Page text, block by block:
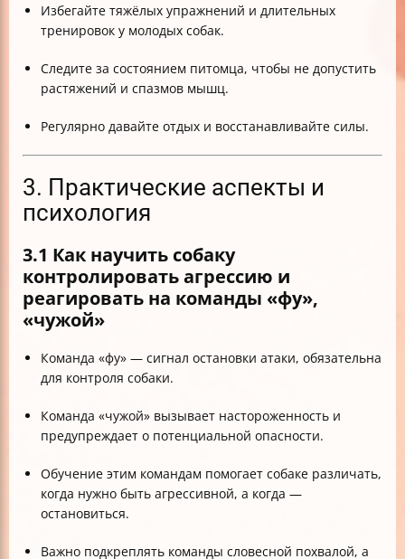
Избегайте тяжёлых упражнений и длительных
тренировок у молодых собак.
Следите за состоянием питомца, чтобы не допустить
растяжений и спазмов мышц.
Регулярно давайте отдых и восстанавливайте силы.
3. Практические аспекты и
психология
3.1 Как научить собаку
контролировать агрессию и
реагировать на команды «фу»,
«чужой»
Команда «фу» — сигнал остановки атаки, обязательна
для контроля собаки.
Команда «чужой» вызывает настороженность и
предупреждает о потенциальной опасности.
Обучение этим командам помогает собаке различать,
когда нужно быть агрессивной, а когда —
остановиться.
Важно подкреплять команды словесной похвалой, а